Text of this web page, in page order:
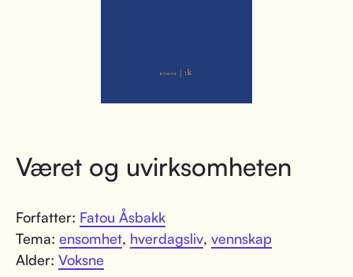
Været og uvirksomheten
Forfatter: Fatou Åsbakk
Tema: ensomhet, hverdagsliv, vennskap
Alder: Voksne